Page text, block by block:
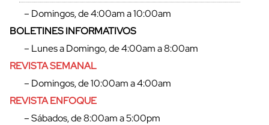
cerrar
– Domingos, de 4:00am a 10:00am
BOLETINES INFORMATIVOS
– Lunes a Domingo, de 4:00am a 8:00am
REVISTA SEMANAL
– Domingos, de 10:00am a 4:00am
REVISTA ENFOQUE
– Sábados, de 8:00am a 5:00pm